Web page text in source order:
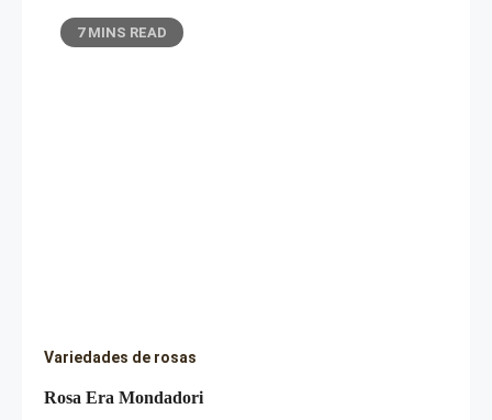
7 MINS READ
Variedades de rosas
Rosa Era Mondadori